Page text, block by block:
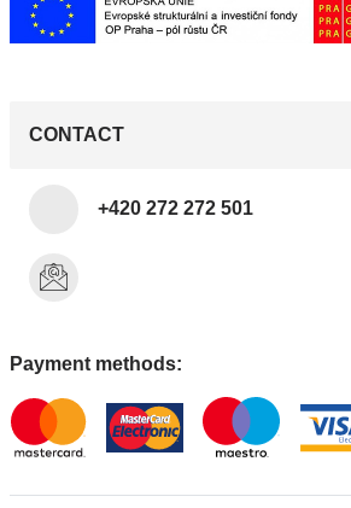
CONTACT
+420 272 272 501
Payment methods: